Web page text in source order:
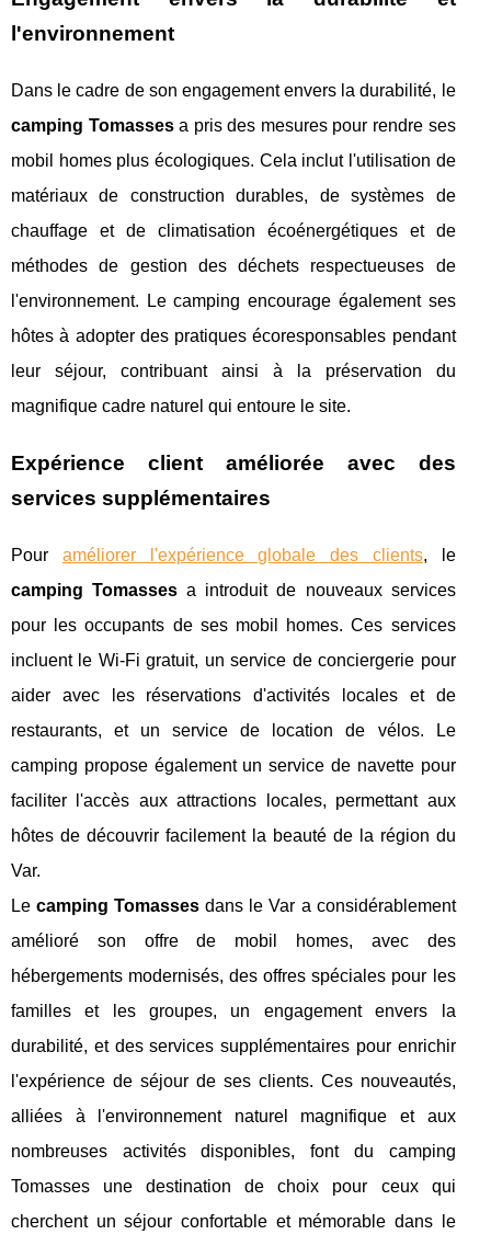
l'environnement
Dans le cadre de son engagement envers la durabilité, le
camping Tomassesa pris des mesures pour rendre ses
mobil homes plus écologiques. Cela inclut l'utilisation de
matériaux de construction durables, de systèmes de
chauffage et de climatisation écoénergétiques et de
méthodes de gestion des déchets respectueuses de
l'environnement. Le camping encourage également ses
hôtes à adopter des pratiques écoresponsables pendant
leur séjour, contribuant ainsi à la préservation du
magnifique cadre naturel qui entoure le site.
Expérience client améliorée avec des
services supplémentaires
Pour améliorer l'expérience globale des clients, le
camping Tomasses a introduit de nouveaux services
pour les occupants de ses mobil homes. Ces services
incluent le Wi-Fi gratuit, un service de conciergerie pour
aider avec les réservations d'activités locales et de
restaurants, et un service de location de vélos. Le
camping propose également un service de navette pour
faciliter l'accès aux attractions locales, permettant aux
hôtes de découvrir facilement la beauté de la région du
Var.
Lecamping Tomasses dans le Var a considérablement
amélioré son offre de mobil homes, avec des
hébergements modernisés, des offres spéciales pour les
familles et les groupes, un engagement envers la
durabilité, et des services supplémentaires pour enrichir
l'expérience de séjour de ses clients. Ces nouveautés,
alliées à l'environnement naturel magnifique et aux
nombreuses activités disponibles, font du camping
Tomasses une destination de choix pour ceux qui
cherchent un séjour confortable et mémorable dans le